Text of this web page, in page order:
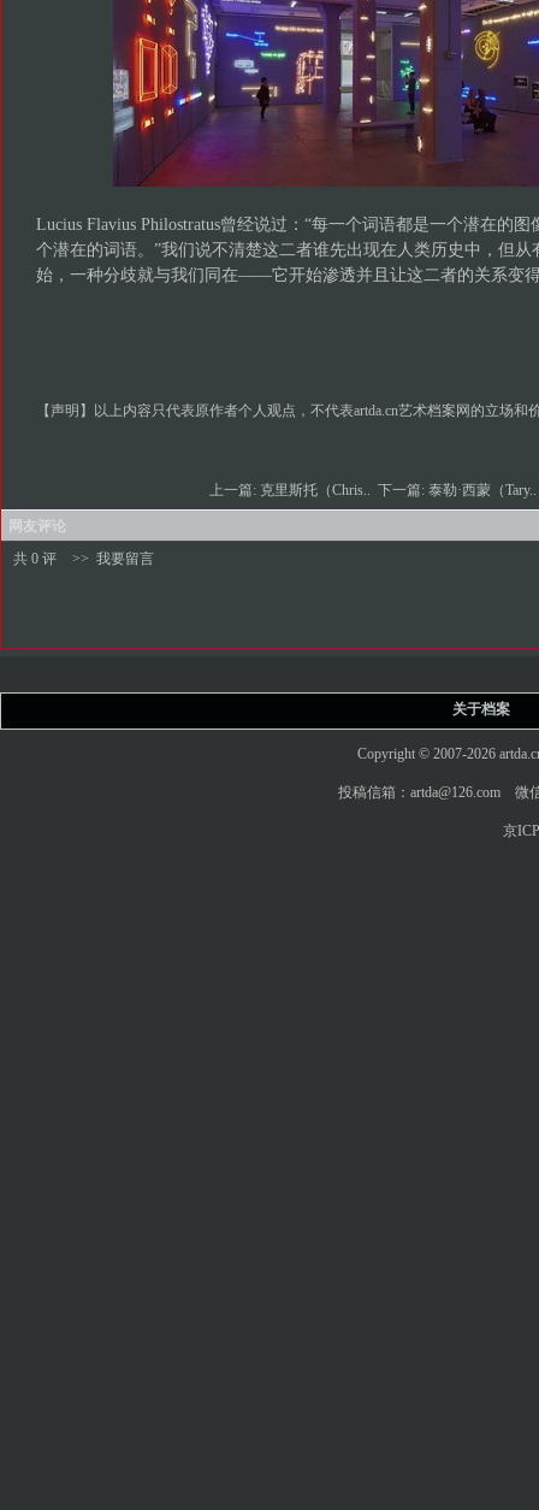
Lucius Flavius Philostratus曾经说过：“每一个词语都是一个潜在的
个潜在的词语。”我们说不清楚这二者谁先出现在人类历史中，但
始，一种分歧就与我们同在——它开始渗透并且让这二者的关系变
【声明】以上内容只代表原作者个人观点，不代表artda.cn艺术档案网的立场和
上一篇: 克里斯托（Chris.. 下一篇:泰勒·西蒙（
网友评论
共 0 评
>> 我要留言
关于档案
Copyright © 2007-2026
投稿信箱：artda@126.com 微
京